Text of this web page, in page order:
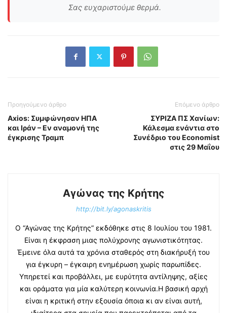
Σας ευχαριστούμε θερμά.
Προηγούμενο άρθρο
Axios: Συμφώνησαν ΗΠΑ
και Ιράν – Εν αναμονή της
έγκρισης Τραμπ
Επόμενο άρθρο
ΣΥΡΙΖΑ ΠΣ Χανίων:
Κάλεσμα ενάντια στο
Συνέδριο του Economist
στις 29 Μαΐου
Αγώνας της Κρήτης
http://bit.ly/agonaskritis
Ο “Αγώνας της Κρήτης” εκδόθηκε στις 8 Ιουλίου του 1981.
Είναι η έκφραση μιας πολύχρονης αγωνιστικότητας.
Έμεινε όλα αυτά τα χρόνια σταθερός στη διακήρυξή του
για έγκυρη – έγκαιρη ενημέρωση χωρίς παρωπίδες.
Υπηρετεί και προβάλλει, με ευρύτητα αντίληψης, αξίες
και οράματα για μία καλύτερη κοινωνία.Η βασική αρχή
είναι η κριτική στην εξουσία όποια κι αν είναι αυτή,